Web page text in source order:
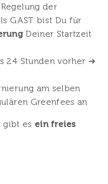
der
GAST bist Du für
Deiner Startzeit
24 Stunden vorher ➔
am selben
Greenfees an
gibt es ein freies